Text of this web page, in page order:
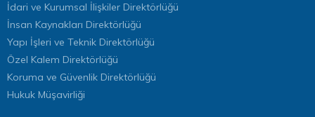
İdari ve Kurumsal İlişkiler Direktörlüğü
İnsan Kaynakları Direktörlüğü
Yapı İşleri ve Teknik Direktörlüğü
Özel Kalem Direktörlüğü
Koruma ve Güvenlik Direktörlüğü
Hukuk Müşavirliği